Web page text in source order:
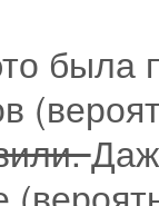
была